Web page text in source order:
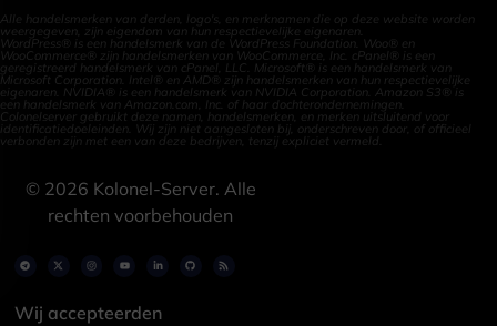
Alle handelsmerken van derden, logo's, en merknamen die op deze website worden
weergegeven, zijn eigendom van hun respectievelijke eigenaren.
WordPress® is een handelsmerk van de WordPress Foundation. Woo® en
WooCommerce® zijn handelsmerken van WooCommerce, Inc. cPanel® is een
geregistreerd handelsmerk van cPanel, LLC. Microsoft® is een handelsmerk van
Microsoft Corporation. Intel® en AMD® zijn handelsmerken van hun respectievelijke
eigenaren. NVIDIA® is een handelsmerk van NVIDIA Corporation. Amazon S3® is
een handelsmerk van Amazon.com, Inc. of haar dochterondernemingen.
Colonelserver gebruikt deze namen, handelsmerken, en merken uitsluitend voor
identificatiedoeleinden. Wij zijn niet aangesloten bij, onderschreven door, of officieel
verbonden zijn met een van deze bedrijven, tenzij expliciet vermeld.
© 2026 Kolonel-Server. Alle
rechten voorbehouden
Wij accepteerden